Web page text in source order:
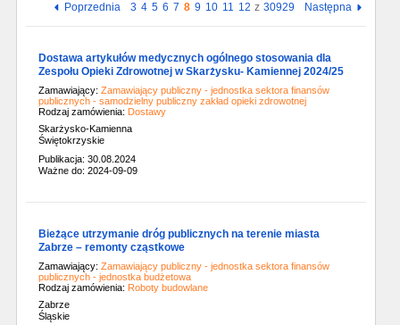
Poprzednia 3 4 5 6 7 8 9 10 11 12 z 30929 Następna
Dostawa artykułów medycznych ogólnego stosowania dla
Zespołu Opieki Zdrowotnej w Skarżysku- Kamiennej 2024/25
Zamawiający: Zamawiający publiczny - jednostka sektora finansów
publicznych - samodzielny publiczny zakład opieki zdrowotnej
Rodzaj zamówienia: Dostawy
Skarżysko-Kamienna
Świętokrzyskie
Publikacja: 30.08.2024
Ważne do: 2024-09-09
Bieżące utrzymanie dróg publicznych na terenie miasta
Zabrze – remonty cząstkowe
Zamawiający: Zamawiający publiczny - jednostka sektora finansów
publicznych - jednostka budżetowa
Rodzaj zamówienia: Roboty budowlane
Zabrze
Śląskie